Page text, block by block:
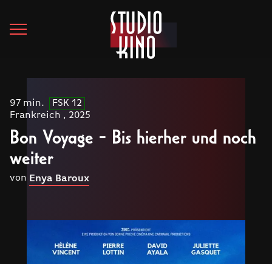
97 min.
FSK 12
Frankreich , 2025
Bon Voyage - Bis hierher und noch
weiter
von Enya Baroux